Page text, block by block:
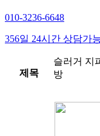
010-3236-6648
356일 24시간 상담가
제목
슬러거 지
방